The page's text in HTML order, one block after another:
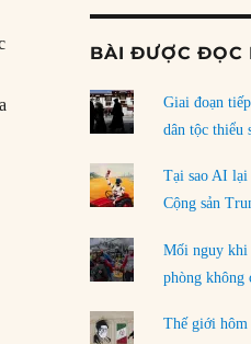
Trung Quốc có thể thay đổi cục
Ngoại trưởng Nhật
Dương
03/08/2026
Đặt cược vào thất
hiểm quốc gia và
02/08/2026
Làm thế nào để kết
01/08/2026
BÀI ĐƯỢC ĐỌC
Giai đoạn
dân tộc thiểu
Tại sao AI
Cộng sản
Mối nguy khi
phòng không
Thế giới hôm